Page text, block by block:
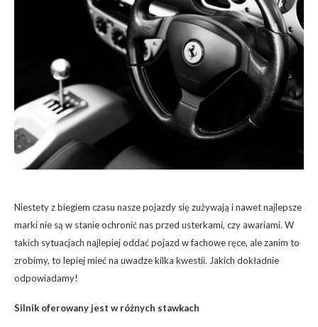
Niestety z biegiem czasu nasze pojazdy się zużywają i nawet najlepsze
marki nie są w stanie ochronić nas przed usterkami, czy awariami. W
takich sytuacjach najlepiej oddać pojazd w fachowe ręce, ale zanim to
zrobimy, to lepiej mieć na uwadze kilka kwestii. Jakich dokładnie
odpowiadamy!
Silnik oferowany jest w różnych stawkach